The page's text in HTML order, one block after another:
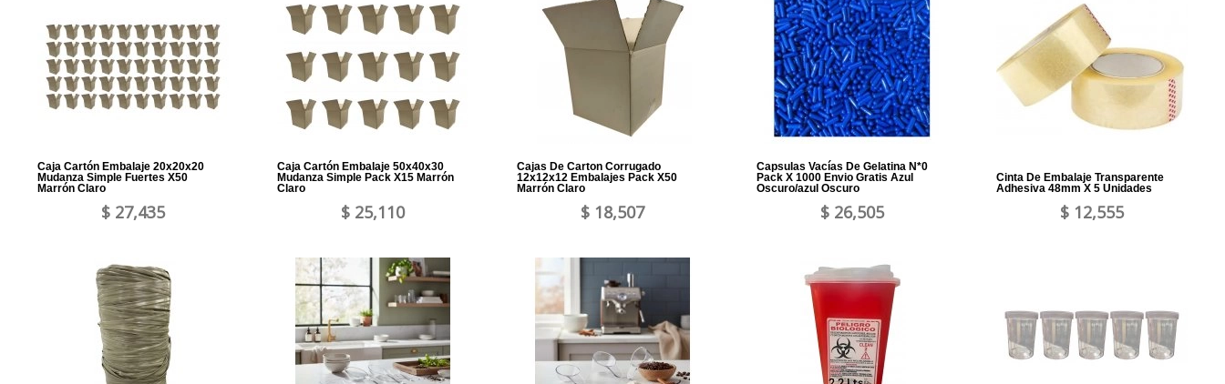
Caja Cartón Embalaje 20x20x20
Mudanza Simple Fuertes X50
Marrón Claro
$ 27,435
Caja Cartón Embalaje 50x40x30
Mudanza Simple Pack X15 Marrón
Claro
$ 25,110
Cajas De Carton Corrugado
12x12x12 Embalajes Pack X50
Marrón Claro
$ 18,507
Capsulas Vacías De Gelatina N*0
Pack X 1000 Envio Gratis Azul
Oscuro/azul Oscuro
$ 26,505
Cinta De Embalaje Transparente
Adhesiva 48mm X 5 Unidades
$ 12,555